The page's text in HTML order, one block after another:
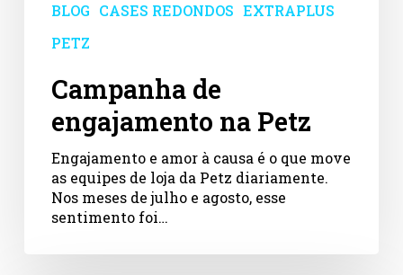
BLOG CASES REDONDOS EXTRAPLUS
PETZ
Campanha de
engajamento na Petz
Engajamento e amor à causa é o que move
as equipes de loja da Petz diariamente.
Nos meses de julho e agosto, esse
sentimento foi…